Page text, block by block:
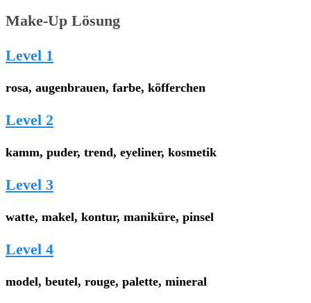
Make-Up Lösung
Level 1
rosa, augenbrauen, farbe, köfferchen
Level 2
kamm, puder, trend, eyeliner, kosmetik
Level 3
watte, makel, kontur, maniküre, pinsel
Level 4
model, beutel, rouge, palette, mineral